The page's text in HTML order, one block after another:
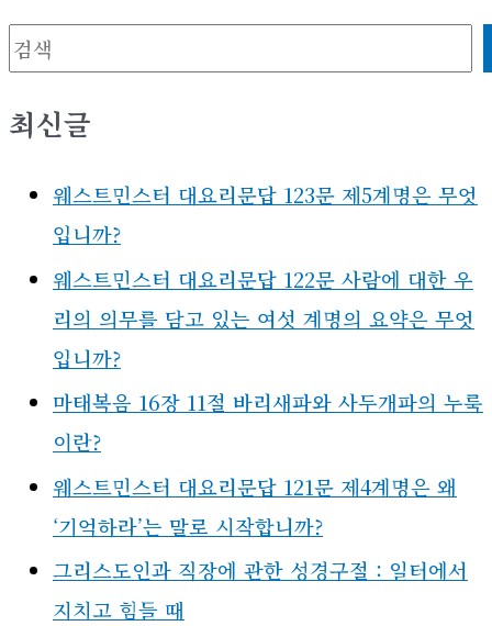
검색
최신글
웨스트민스터 대요리문답 123문 제5계명은 무엇
입니까?
웨스트민스터 대요리문답 122문 사람에 대한 우
리의 의무를 담고 있는 여섯 계명의 요약은 무엇
입니까?
마태복음 16장 11절 바리새파와 사두개파의 누룩
이란?
웨스트민스터 대요리문답 121문 제4계명은 왜
‘기억하라’는 말로 시작합니까?
그리스도인과 직장에 관한 성경구절 : 일터에서
지치고 힘들 때